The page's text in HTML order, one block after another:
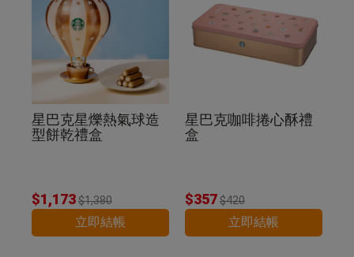
星巴克星爍熱氣球造
型餅乾禮盒
$1,173$1,380
立即結帳
星巴克咖啡捲心酥禮
盒
$357$420
立即結帳